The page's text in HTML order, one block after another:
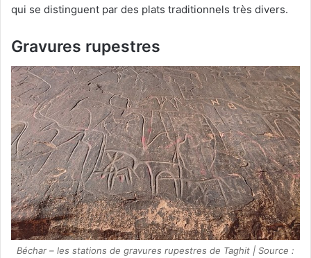
qui se distinguent par des plats traditionnels très divers.
Gravures rupestres
Béchar – les stations de gravures rupestres de Taghit | Source :